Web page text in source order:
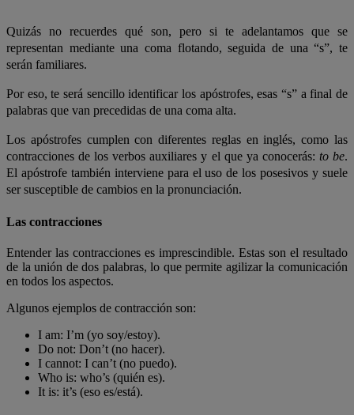
Quizás no recuerdes qué son, pero si te adelantamos que se
representan mediante una coma flotando, seguida de una “s”, te
serán familiares.
Por eso, te será sencillo identificar los apóstrofes, esas “s” a final de
palabras que van precedidas de una coma alta.
Los apóstrofes cumplen con diferentes reglas en inglés, como las
contracciones de los verbos auxiliares y el que ya conocerás: to be.
El apóstrofe también interviene para el uso de los posesivos y suele
ser susceptible de cambios en la pronunciación.
Las contracciones
Entender las contracciones es imprescindible. Estas son el resultado
de la unión de dos palabras, lo que permite agilizar la comunicación
en todos los aspectos.
Algunos ejemplos de contracción son:
I am: I’m (yo soy/estoy).
Do not: Don’t (no hacer).
I cannot: I can’t (no puedo).
Who is: who’s (quién es).
It is: it’s (eso es/está).